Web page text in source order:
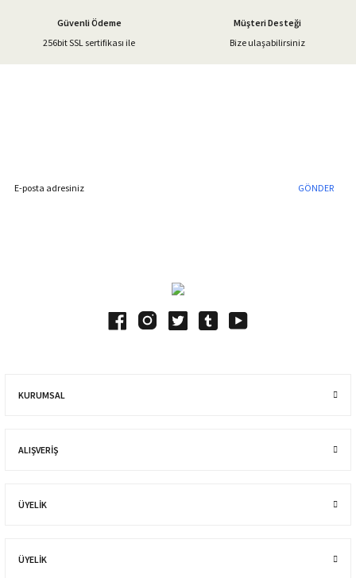
Gönder
Güvenli Ödeme
256bit SSL sertifikası ile
Müşteri Desteği
Bize ulaşabilirsiniz
GÖNDER
KURUMSAL
ALIŞVERIŞ
ÜYELİK
ÜYELİK